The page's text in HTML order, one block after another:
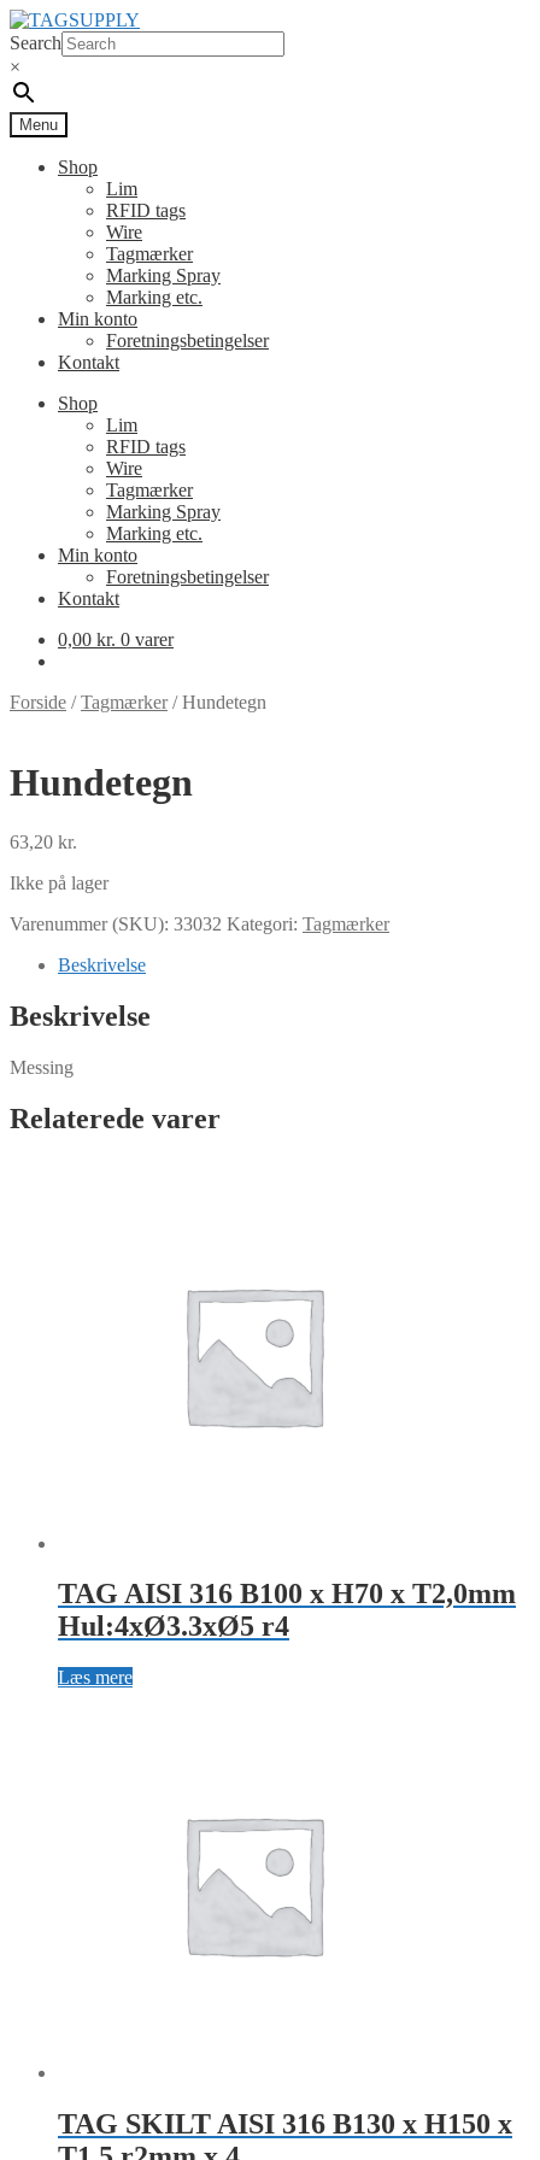
Spring
til
navigation
Spring
til
indhold
Search
×
Menu
Shop
Lim
RFID tags
Wire
Tagmærker
Marking Spray
Marking etc.
Min konto
Foretningsbetingelser
Kontakt
Shop
Lim
RFID tags
Wire
Tagmærker
Marking Spray
Marking etc.
Min konto
Foretningsbetingelser
Kontakt
0,00 kr. 0 varer
Forside /Tagmærker/Hundetegn
Hundetegn
63,20 kr.
Ikke på lager
Varenummer (SKU): 33032 Kategori: Tagmærker
Beskrivelse
Beskrivelse
Messing
Relaterede varer
TAG AISI 316 B100 x H70 x T2,0mm
Hul:4xØ3.3xØ5 r4
Læs mere
TAG SKILT AISI 316 B130 x H150 x